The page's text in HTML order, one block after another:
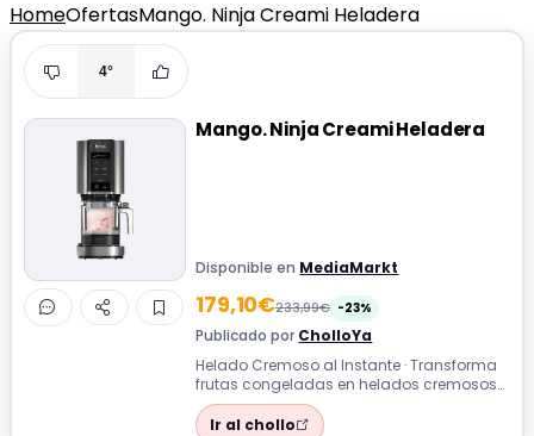
HomeOfertasMango. Ninja Creami Heladera
4°
Mango. Ninja Creami Heladera
Disponible en MediaMarkt
179,10€233,99€ -23%
Publicado por CholloYa
Helado Cremoso al Instante · Transforma
frutas congeladas en helados cremosos
sin preparación previa gracias a sus 7 ...
Ir al chollo